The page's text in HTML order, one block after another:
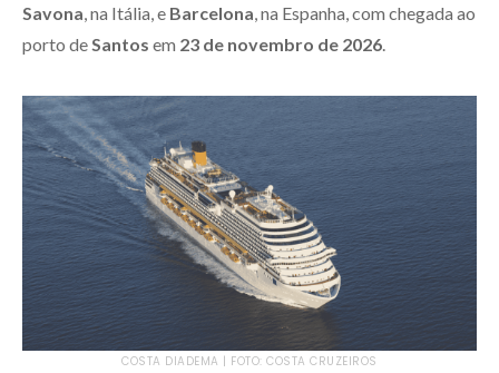
Savona , na Itália, e Barcelona , na Espanha, com chegada ao
porto de Santos em 23 de novembro de 2026
COSTA DIADEMA | FOTO: COSTA CRUZEIROS